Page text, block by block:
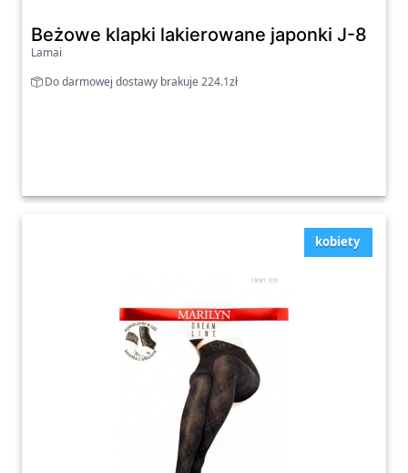
Beżowe klapki lakierowane japonki J-8
Lamai
Do darmowej dostawy brakuje 224.1zł
kobiety